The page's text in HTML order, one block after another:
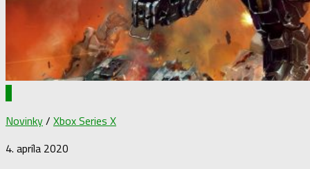
Novinky/ Xbox Series X
4. apríla 2020